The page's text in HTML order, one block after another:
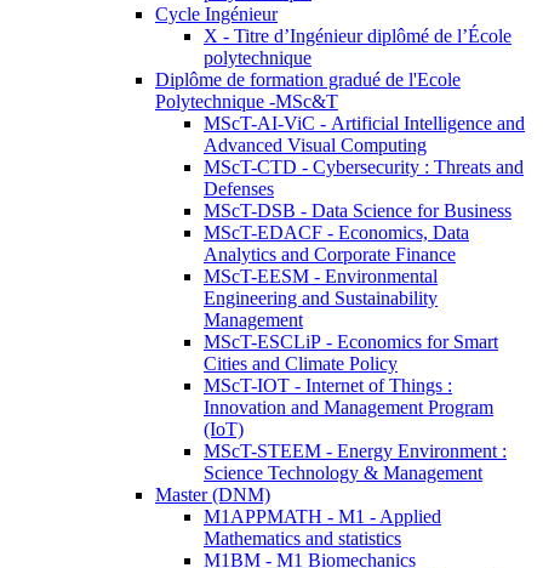
Cycle Ingénieur
X - Titre d’Ingénieur diplômé de l’École
polytechnique
Diplôme de formation gradué de l'Ecole
Polytechnique -MSc&T
MScT-AI-ViC - Artificial Intelligence and
Advanced Visual Computing
MScT-CTD - Cybersecurity : Threats and
Defenses
MScT-DSB - Data Science for Business
MScT-EDACF - Economics, Data
Analytics and Corporate Finance
MScT-EESM - Environmental
Engineering and Sustainability
Management
MScT-ESCLiP - Economics for Smart
Cities and Climate Policy
MScT-IOT - Internet of Things :
Innovation and Management Program
(IoT)
MScT-STEEM - Energy Environment :
Science Technology & Management
Master (DNM)
M1APPMATH - M1 - Applied
Mathematics and statistics
M1BM - M1 Biomechanics